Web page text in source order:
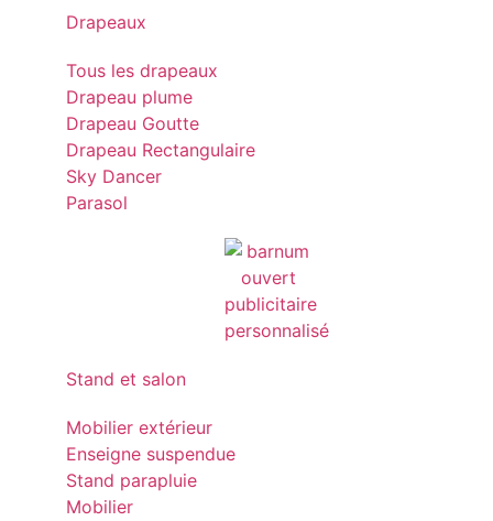
Drapeaux
Tous les drapeaux
Drapeau plume
Drapeau Goutte
Drapeau Rectangulaire
Sky Dancer
Parasol
Stand et salon
Mobilier extérieur
Enseigne suspendue
Stand parapluie
Mobilier